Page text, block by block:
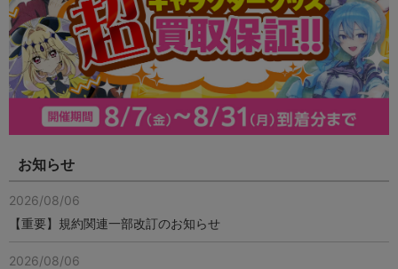
お知らせ
2026/08/06
【重要】規約関連一部改訂のお知らせ
2026/08/06